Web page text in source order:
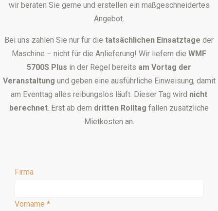
wir beraten Sie gerne und erstellen ein maßgeschneidertes
Angebot.
Bei uns zahlen Sie nur für die tatsächlichen Einsatztage der
Maschine – nicht für die Anlieferung! Wir liefern die WMF
5700S Plus in der Regel bereits am Vortag der
Veranstaltung und geben eine ausführliche Einweisung, damit
am Eventtag alles reibungslos läuft. Dieser Tag wird nicht
berechnet. Erst ab dem dritten Rolltag fallen zusätzliche
Mietkosten an.
Firma
Vorname *